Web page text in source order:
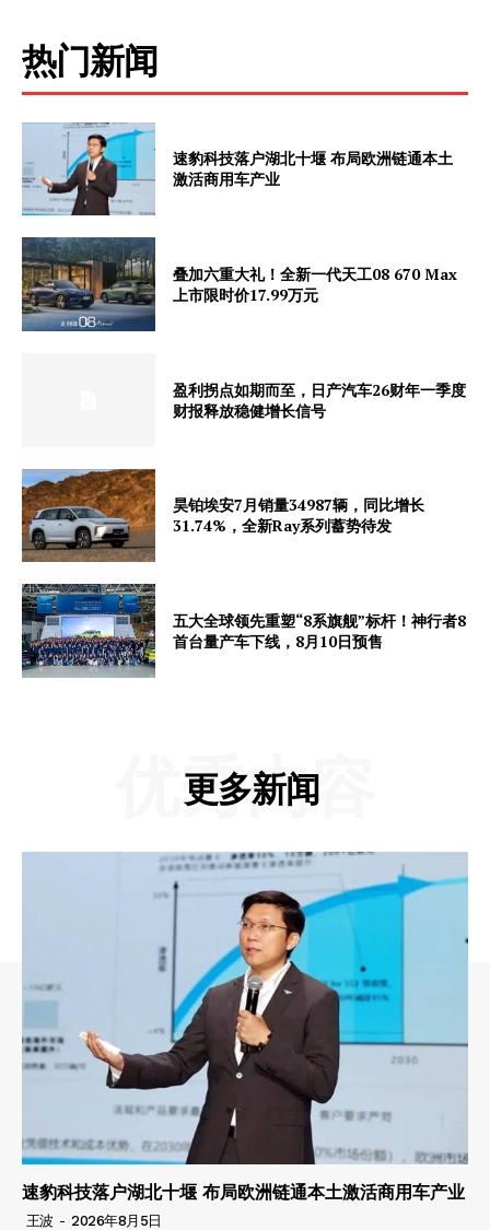
热门新闻
速豹科技落户湖北十堰 布局欧洲链通本土
激活商用车产业
叠加六重大礼！全新一代天工08 670 Max
上市限时价17.99万元
盈利拐点如期而至，日产汽车26财年一季度
财报释放稳健增长信号
昊铂埃安7月销量34987辆，同比增长
31.74%，全新Ray系列蓄势待发
五大全球领先重塑“8系旗舰”标杆！神行者8
首台量产车下线，8月10日预售
更多新闻
优秀内容
速豹科技落户湖北十堰 布局欧洲链通本土激活商用车产业
王波 - 2026年8月5日